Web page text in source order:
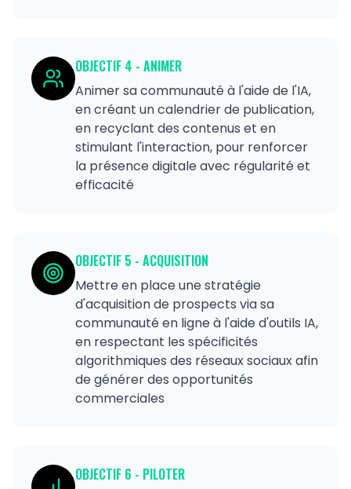
OBJECTIF 4 - ANIMER
Animer sa communauté à l'aide de l'IA,
en créant un calendrier de publication,
en recyclant des contenus et en
stimulant l'interaction, pour renforcer
la présence digitale avec régularité et
efficacité
OBJECTIF 5 - ACQUISITION
Mettre en place une stratégie
d'acquisition de prospects via sa
communauté en ligne à l'aide d'outils IA,
en respectant les spécificités
algorithmiques des réseaux sociaux afin
de générer des opportunités
commerciales
OBJECTIF 6 - PILOTER